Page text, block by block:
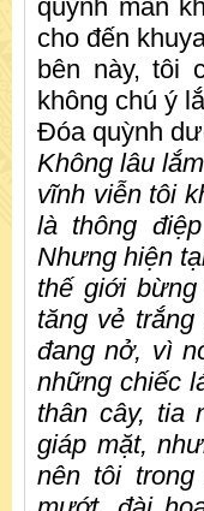
quỳnh mãn
cho đến
bên này, tôi
không chú ý
Đóa quỳnh
Khônglâu
vĩnh viễn tôi
là thông
Nhưng hiện
thế giới
tăng vẻ
đang nở, vì
những chiếc
thân cây, tia
giáp mặt,
nên tôi